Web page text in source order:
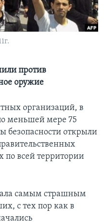
против
оружие
организаций, в
меньшей мере 75
безопасности открыли
по всей территории
самым страшным
с тех пор как в